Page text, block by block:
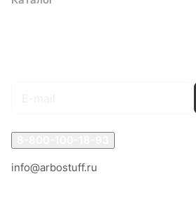
info@arbostuff.ru